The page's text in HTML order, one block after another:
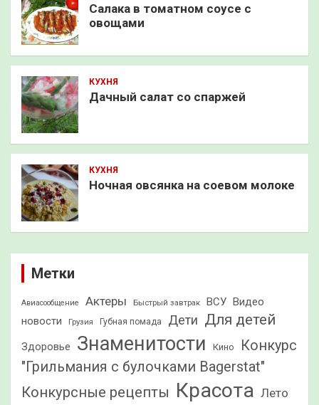
Салака в томатном соусе с
овощами
КУХНЯ
Дачный салат со спаржей
КУХНЯ
Ночная овсянка на соевом молоке
Метки
Авиасообщение Актеры Быстрый завтрак ВСУ Видео
новости
Грузия Губная помада Дети Для детей
Здоровье Знаменитости Кино
Конкурс
"Грильмания с булочками Bagerstat"
Конкурсные рецепты Красота Лето